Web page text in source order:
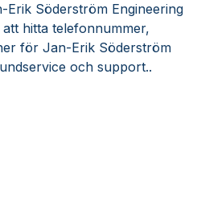
Söderström Engineering
hitta telefonnummer,
för Jan-Erik Söderström
och support..